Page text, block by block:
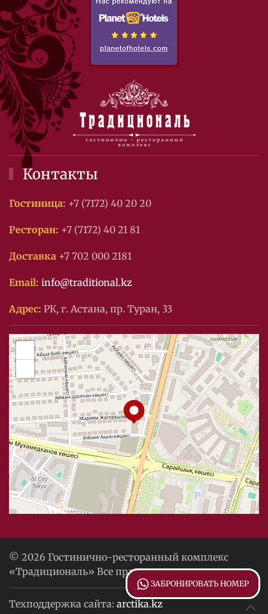
Контакты
Гостиница: +7 (7172) 40 20 20
Ресторан: +7 (7172) 40 21 81
Доставка +7 702 000 2181
Email: info@traditional.kz
Адрес: РК, г. Астана, пр. Туран, 33
ЗАБРОНИРОВАТЬ НОМЕР
© 2026 Гостинично-ресторанный комплекс
«Традициональ» Все права защищены.
Техподдержка сайта: arctika.kz